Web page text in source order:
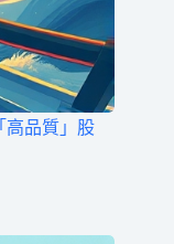
高品質」股